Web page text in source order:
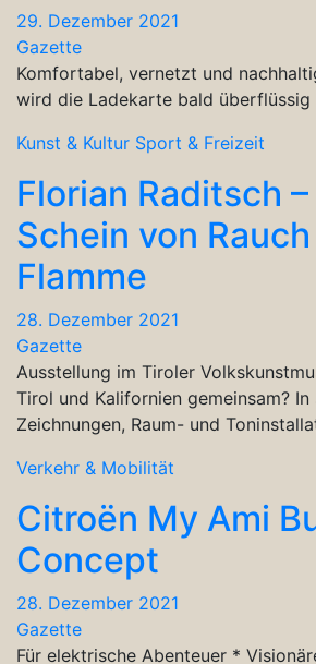
29. Dezember 2021
Gazette
Komfortabel, vernetzt und
wird die Ladekarte bald überflüssig
Kunst & Kultur Sport & Freizeit
Florian Raditsch –
Schein von
Flamme
28. Dezember 2021
Gazette
Ausstellung im Tiroler
Tirol und Kalifornien gemeinsam? In
Zeichnungen, Raum- und
Verkehr & Mobilität
Citroën My Ami
Concept
28. Dezember 2021
Gazette
Für elektrische Abenteuer *